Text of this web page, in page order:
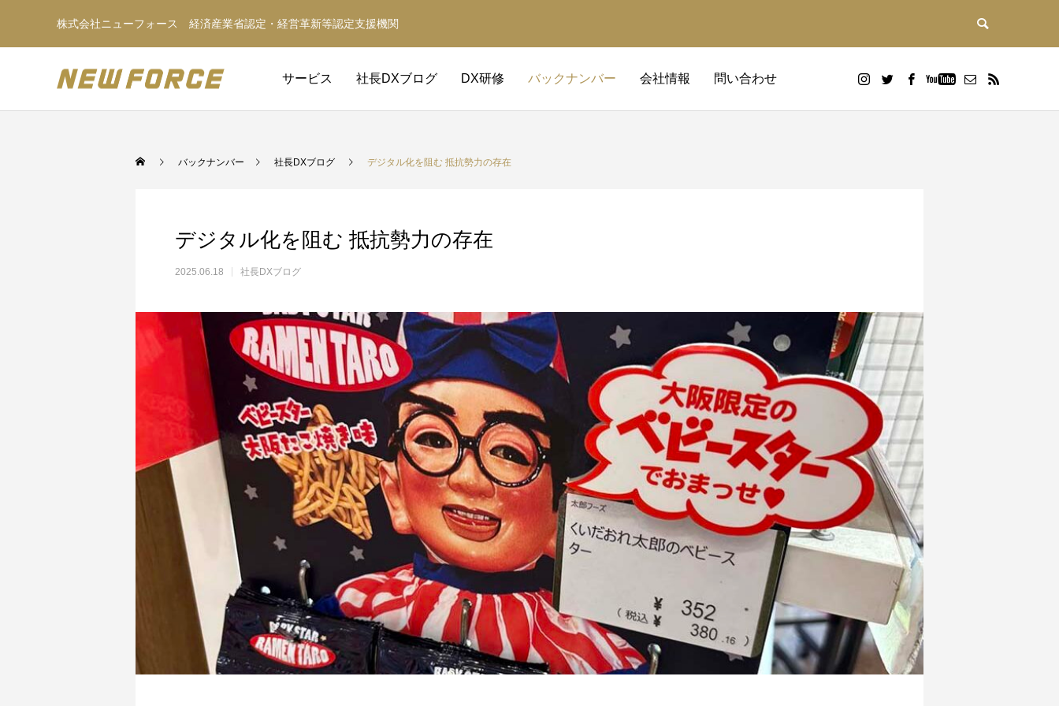
株式会社ニューフォース 経済産業省認定・経営革新等認定支援機関
サービス 社長DXブログ DX研修 バックナンバー 会社情報 問い合わせ
WEBコンテンツ
WEBマーケティング戦略立案
Claude Code DX研修
補助金の取得と活用をサポート
経営革新等支援機関
事業計画・財務計画・融資計画
DX研修
Google WorkspaceDX研修
バックナンバー 社長DXブログ デジタル化を阻む 抵抗勢力の存在
デジタル化を阻む 抵抗勢力の存在
2025.06.18 社長DXブログ